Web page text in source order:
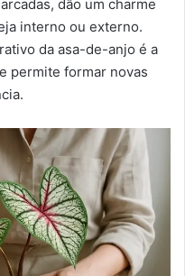
dão um charme
interno ou externo.
da asa-de-anjo é a
permite formar novas